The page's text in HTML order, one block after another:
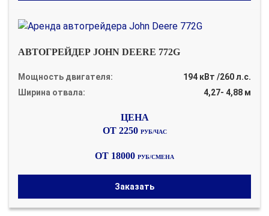
АВТОГРЕЙДЕР JOHN DEERE 772G
Мощность двигателя:
194 кВт /260 л.с.
Ширина отвала:
4,27- 4,88 м
ОТ 2250 РУБ/ЧАС
ОТ 18000 РУБ/СМЕНА
Заказать